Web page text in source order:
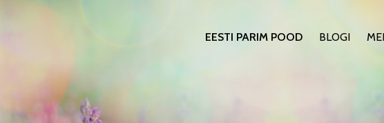
EESTI PARIM POOD BLOGI